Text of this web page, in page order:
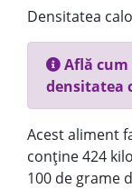
Densitatea
Află
densitatea
Acest aliment
conține 424
100 de grame